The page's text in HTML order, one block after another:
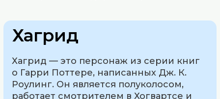
Хагрид
Хагрид — это персонаж из серии книг
о Гарри Поттере, написанных Дж. К.
Роулинг. Он является полуколосом,
работает смотрителем в Хогвартсе и